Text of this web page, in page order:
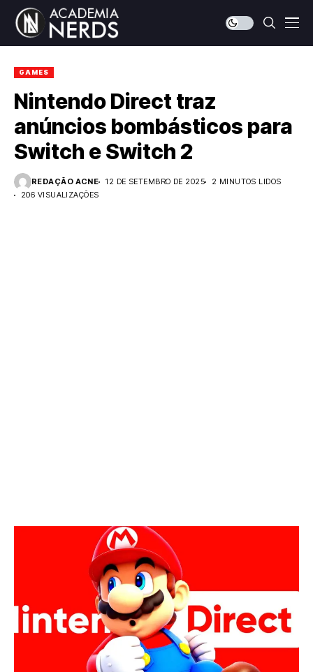
GAMES
Nintendo Direct traz
anúncios bombásticos para
Switch e Switch 2
REDAÇÃO ACNE 12 DE SETEMBRO DE 2025
2 MINUTOS LIDOS
206 VISUALIZAÇÕES